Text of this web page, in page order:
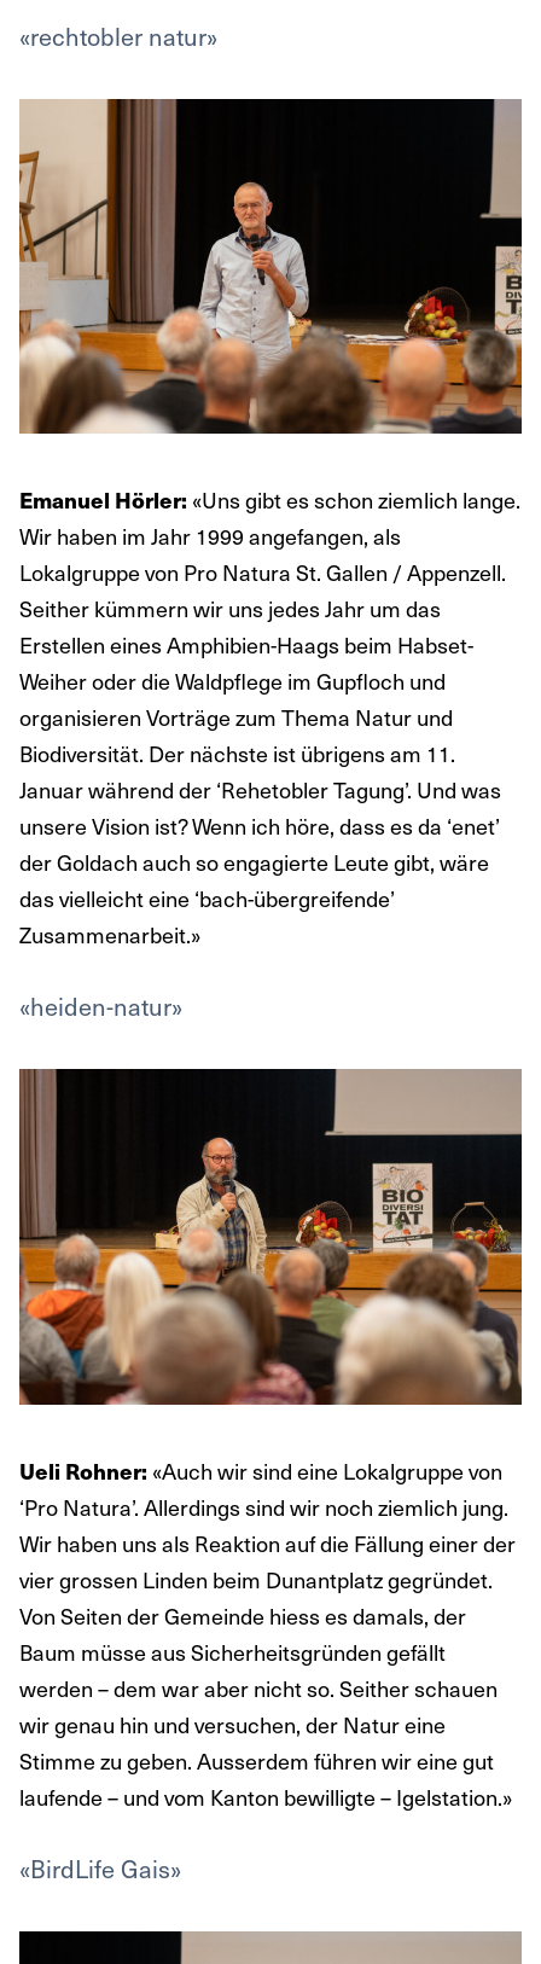
«rechtobler natur»
Emanuel Hörler: «Uns gibt es schon ziemlich lange.
Wir haben im Jahr 1999 angefangen, als
Lokalgruppe von Pro Natura St. Gallen / Appenzell.
Seither kümmern wir uns jedes Jahr um das
Erstellen eines Amphibien-Haags beim Habset-
Weiher oder die Waldpflege im Gupfloch und
organisieren Vorträge zum Thema Natur und
Biodiversität. Der nächste ist übrigens am 11.
Januar während der ‘Rehetobler Tagung’. Und was
unsere Vision ist? Wenn ich höre, dass es da ‘enet’
der Goldach auch so engagierte Leute gibt, wäre
das vielleicht eine ‘bach-übergreifende’
Zusammenarbeit.»
«heiden-natur»
Ueli Rohner: «Auch wir sind eine Lokalgruppe von
‘Pro Natura’. Allerdings sind wir noch ziemlich jung.
Wir haben uns als Reaktion auf die Fällung einer der
vier grossen Linden beim Dunantplatz gegründet.
Von Seiten der Gemeinde hiess es damals, der
Baum müsse aus Sicherheitsgründen gefällt
werden – dem war aber nicht so. Seither schauen
wir genau hin und versuchen, der Natur eine
Stimme zu geben. Ausserdem führen wir eine gut
laufende – und vom Kanton bewilligte – Igelstation.»
«BirdLife Gais»